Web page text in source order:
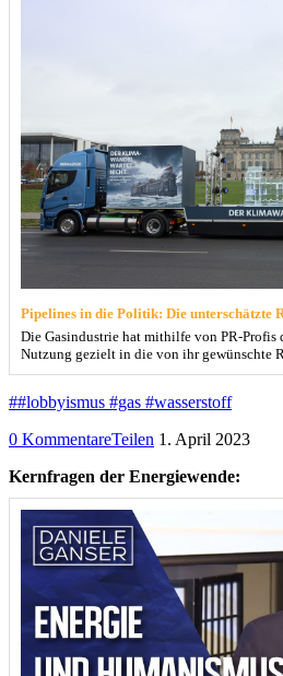
Pipelines in die Politik: Die unterschätzte
Die Gasindustrie hat mithilfe von PR-Profis
Nutzung gezielt in die von ihr gewünschte
##lobbyismus #gas #wasserstoff
0 KommentareTeilen 1. April 2023
Kernfragen der Energiewende: